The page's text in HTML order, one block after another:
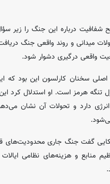
درباره این جنگ را زیر
میدانی و روند واقعی جنگ
واقعی درگیری دشوار شود.
اصلی سخنان کارلسون این بود
تنگه هرمز است. او استدلال کرد
دارد و تحولات آن نشان
گفت جنگ جاری محدودیت‌های
منابع و هزینه‌های نظامی